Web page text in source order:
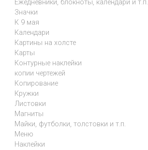
Ежедневники, блокноты, календари и т.п.
Значки
К 9 мая
Календари
Картины на холсте
Карты
Контурные наклейки
копии чертежей
Копирование
Кружки
Листовки
Магниты
Майки, футболки, толстовки и т.п.
Меню
Наклейки